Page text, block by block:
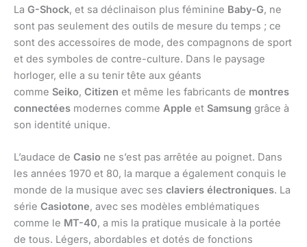
La G-Shock, et sa déclinaison plus féminine Baby-G, ne
sont pas seulement des outils de mesure du temps ; ce
sont des accessoires de mode, des compagnons de sport
et des symboles de contre-culture. Dans le paysage
horloger, elle a su tenir tête aux géants
comme Seiko, Citizen et même les fabricants de montres
connectées modernes comme Apple et Samsung grâce à
son identité unique.
L’audace de Casio ne s’est pas arrêtée au poignet. Dans
les années 1970 et 80, la marque a également conquis le
monde de la musique avec ses claviers électroniques. La
série Casiotone, avec ses modèles emblématiques
comme le MT-40, a mis la pratique musicale à la portée
de tous. Légers, abordables et dotés de fonctions